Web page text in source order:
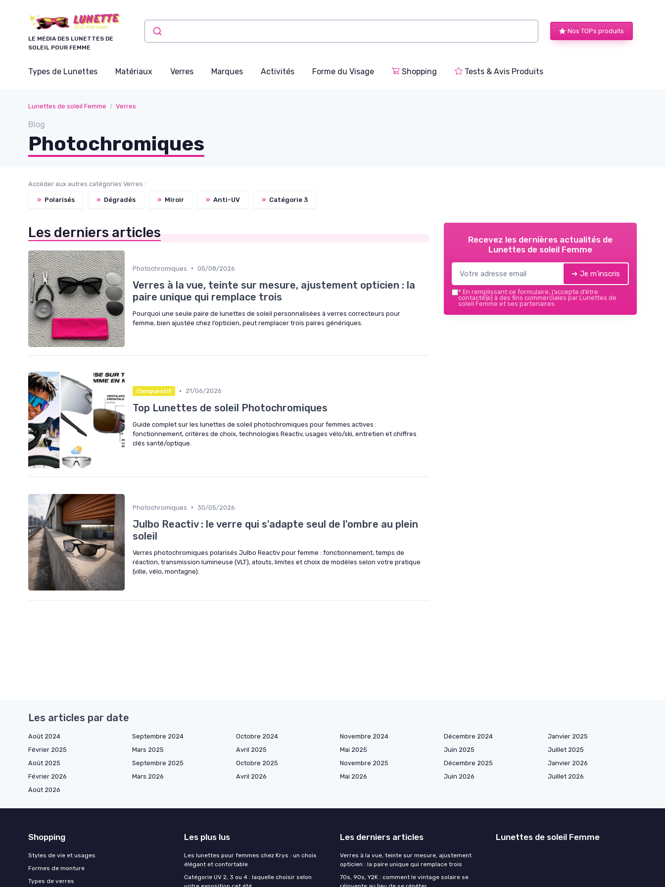
LE MEDIA DES LUNETTES DE
SOLEIL POUR FEMME
Nos TOPs produits
Types de Lunettes Matériaux Verres Marques Activités Forme du Visage Shopping Tests & Avis Produits
Lunettes de soleil Femme Verres
Blog
Photochromiques
Accéder aux autres catégories Verres :
» Polarisés » Dégradés » Miroir » Anti-UV » Catégorie 3
Les derniers articles
Photochromiques • 05/08/2026
Verres à la vue, teinte sur mesure, ajustement opticien : la
paire unique qui remplace trois
Pourquoi une seule paire de lunettes de soleil personnalisées à verres correcteurs pour
femme, bien ajustée chez l’opticien, peut remplacer trois paires génériques.
Comparatif • 21/06/2026
Top Lunettes de soleil Photochromiques
Guide complet sur les lunettes de soleil photochromiques pour femmes actives :
fonctionnement, critères de choix, technologies Reactiv, usages vélo/ski, entretien et chiffres
clés santé/optique.
Photochromiques • 30/05/2026
Julbo Reactiv : le verre qui s'adapte seul de l'ombre au plein
soleil
Verres photochromiques polarisés Julbo Reactiv pour femme : fonctionnement, temps de
réaction, transmission lumineuse (VLT), atouts, limites et choix de modèles selon votre pratique
(ville, vélo, montagne).
Recevez les dernières actualités de
Lunettes de soleil Femme
➔ Je m'inscris
* En remplissant ce formulaire, j’accepte d’être
contacté(e) à des fins commerciales par Lunettes de
soleil Femme et ses partenaires.
Les articles par date
Août 2024 Septembre 2024 Octobre 2024 Novembre 2024 Décembre 2024
Janvier 2025
Février 2025
Mars 2025 Avril 2025 Mai 2025 Juin 2025
Juillet 2025
Août 2025
Septembre 2025 Octobre 2025 Novembre 2025 Décembre 2025
Janvier 2026
Février 2026
Mars 2026 Avril 2026 Mai 2026 Juin 2026
Juillet 2026
Août 2026
Shopping
Styles de vie et usages
Formes de monture
Types de verres
Les plus lus
Les lunettes pour femmes chez Krys : un choix
élégant et confortable
Catégorie UV 2, 3 ou 4 : laquelle choisir selon
Les derniers articles
Verres à la vue, teinte sur mesure, ajustement
opticien : la paire unique qui remplace trois
70s, 90s, Y2K : comment le vintage solaire se
Lunettes de soleil Femme